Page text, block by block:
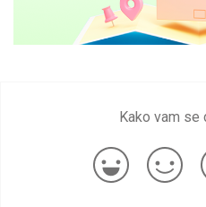
Kako vam se